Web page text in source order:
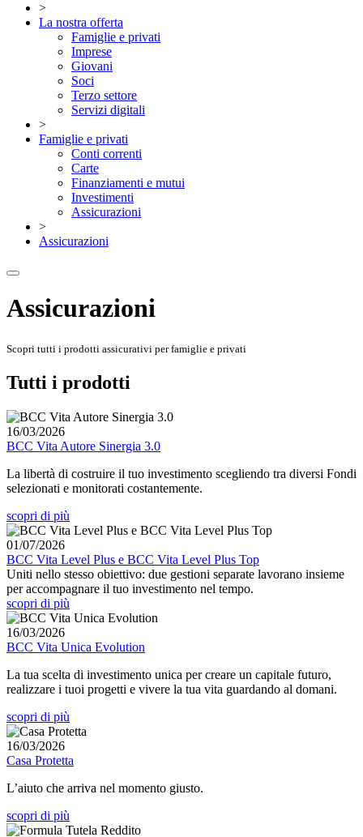
>
La nostra offerta
Famiglie e privati
Imprese
Giovani
Soci
Terzo settore
Servizi digitali
>
Famiglie e privati
Conti correnti
Carte
Finanziamenti e mutui
Investimenti
Assicurazioni
>
Assicurazioni
Assicurazioni
Scopri tutti i prodotti assicurativi per famiglie e privati
Tutti i prodotti
16/03/2026
BCC Vita Autore Sinergia 3.0
La libertà di costruire il tuo investimento scegliendo tra diversi Fondi
selezionati e monitorati costantemente.
scopri di più
01/07/2026
BCC Vita Level Plus e BCC Vita Level Plus Top
Uniti nello stesso obiettivo: due gestioni separate lavorano insieme
per accompagnare il tuo investimento nel tempo.
scopri di più
16/03/2026
BCC Vita Unica Evolution
La tua scelta di investimento unica per creare un capitale futuro,
realizzare i tuoi progetti e vivere la tua vita guardando al domani.
scopri di più
16/03/2026
Casa Protetta
L’aiuto che arriva nel momento giusto.
scopri di più